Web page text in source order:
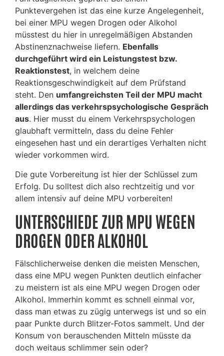
Punktevergehen ist das eine kurze Angelegenheit,
bei einer MPU wegen Drogen oder Alkohol
müsstest du hier in unregelmäßigen Abstanden
Abstinenznachweise liefern. Ebenfalls
durchgeführt wird ein Leistungstest bzw.
Reaktionstest, in welchem deine
Reaktionsgeschwindigkeit auf dem Prüfstand
steht. Den umfangreichsten Teil der MPU macht
allerdings das verkehrspsychologische Gespräch
aus. Hier musst du einem Verkehrspsychologen
glaubhaft vermitteln, dass du deine Fehler
eingesehen hast und ein derartiges Verhalten nicht
wieder vorkommen wird.
Die gute Vorbereitung ist hier der Schlüssel zum
Erfolg. Du solltest dich also rechtzeitig und vor
allem intensiv auf deine MPU vorbereiten!
UNTERSCHIEDE ZUR MPU WEGEN
DROGEN ODER ALKOHOL
Fälschlicherweise denken die meisten Menschen,
dass eine MPU wegen Punkten deutlich einfacher
zu meistern ist als eine MPU wegen Drogen oder
Alkohol. Immerhin kommt es schnell einmal vor,
dass man etwas zu zügig unterwegs ist und so ein
paar Punkte durch Blitzer-Fotos sammelt. Und der
Konsum von berauschenden Mitteln müsste da
doch weitaus schlimmer sein oder?